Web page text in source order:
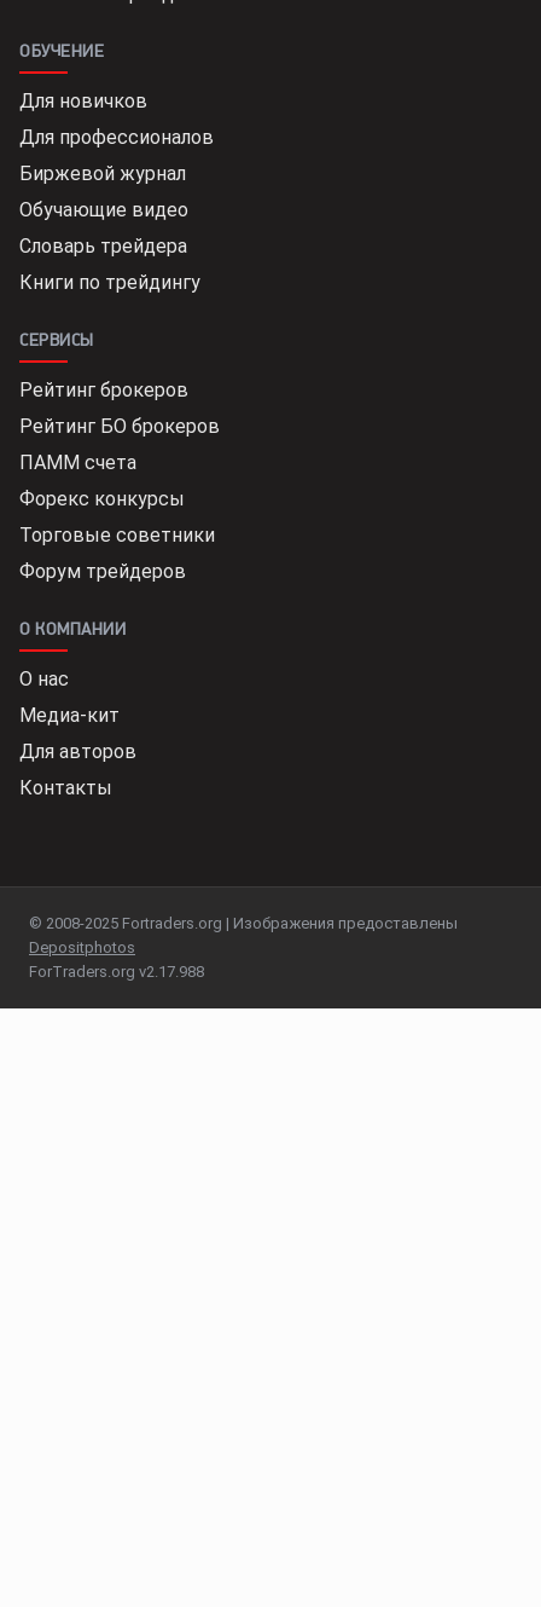
ОБУЧЕНИЕ
Для новичков
Для профессионалов
Биржевой журнал
Обучающие видео
Словарь трейдера
Книги по трейдингу
СЕРВИСЫ
Рейтинг брокеров
Рейтинг БО брокеров
ПАММ счета
Форекс конкурсы
Торговые советники
Форум трейдеров
О КОМПАНИИ
О нас
Медиа-кит
Для авторов
Контакты
© 2008-2025 Fortraders.org | Изображения предоставлены
Depositphotos
ForTraders.org v2.17.988